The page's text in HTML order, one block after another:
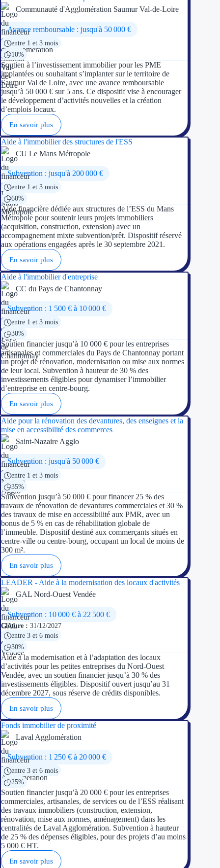
Communauté d'Agglomération Saumur Val-de-Loire
Avance remboursable : jusqu'à 50 000 €
entre 1 et 3 mois
10%
Soutien à l’investissement immobilier pour les PME
implantées ou souhaitant s’implanter sur le territoire de
Saumur Val de Loire, avec une avance remboursable
jusqu’à 50 000 € sur 5 ans. Ce dispositif vise à encourager
le développement d’activités nouvelles et la création
d’emplois locaux.
En savoir plus
Aide à l'immobilier des structures de l'ESS
CU Le Mans Métropole
Subvention : jusqu'à 200 000 €
entre 1 et 3 mois
60%
Aide financière dédiée aux structures de l’ESS du Mans
Métropole pour soutenir leurs projets immobiliers
(acquisition, construction, extension) avec un
accompagnement mixte subvention/prêt. Dispositif réservé
aux opérations engagées après le 30 septembre 2021.
En savoir plus
Aide à l'immobilier d'entreprise
CC du Pays de Chantonnay
Subvention : 1 500 € à 10 000 €
entre 1 et 3 mois
30%
Soutien financier jusqu’à 10 000 € pour les entreprises
artisanales et commerciales du Pays de Chantonnay portant
un projet de rénovation, modernisation ou mise aux normes
de leur local. Subvention à hauteur de 30 % des
investissements éligibles pour dynamiser l’immobilier
d’entreprise en centre-bourg.
En savoir plus
Aide pour la rénovation des devantures, des enseignes et la
mise en accessibilité des commerces
Saint-Nazaire Agglo
Subvention : jusqu'à 50 000 €
entre 1 et 3 mois
35%
Subvention jusqu’à 50 000 € pour financer 25 % des
travaux de rénovation de devantures commerciales et 30 %
des travaux de mise en accessibilité aux PMR, avec un
bonus de 5 % en cas de réhabilitation globale de
l’immeuble. Dispositif destiné aux commerçants situés en
centre-ville ou centre-bourg, occupant un local de moins de
300 m².
En savoir plus
LEADER - Aide à la modernisation des locaux d'activités
GAL Nord-Ouest Vendée
Subvention : 10 000 € à 22 500 €
Clôture : 31/12/2027
entre 3 et 6 mois
30%
Aide à la modernisation et à l’adaptation des locaux
d’activités pour les petites entreprises du Nord-Ouest
Vendée, avec un soutien financier jusqu’à 30 % des
investissements éligibles. Dispositif ouvert jusqu’au 31
décembre 2027, sous réserve de crédits disponibles.
En savoir plus
Fonds immobilier de proximité
Laval Agglomération
Subvention : 1 250 € à 20 000 €
entre 3 et 6 mois
25%
Soutien financier jusqu’à 20 000 € pour les entreprises
commerciales, artisanales, de services ou de l’ESS réalisant
des travaux immobiliers (construction, extension,
rénovation, mise aux normes, aménagement) dans les
centralités de Laval Agglomération. Subvention à hauteur
de 25 % des dépenses éligibles, pour des projets d’au moins
5 000 € HT.
En savoir plus